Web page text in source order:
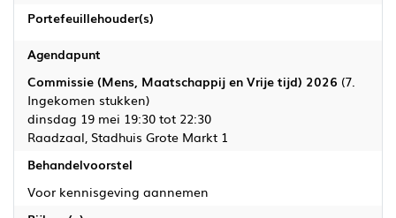
Portefeuillehouder(s)
Agendapunt
Commissie (Mens, Maatschappij en Vrije tijd) 2026 (7.
Ingekomen stukken)
dinsdag 19 mei 19:30 tot 22:30
Raadzaal, Stadhuis Grote Markt 1
Behandelvoorstel
Voor kennisgeving aannemen